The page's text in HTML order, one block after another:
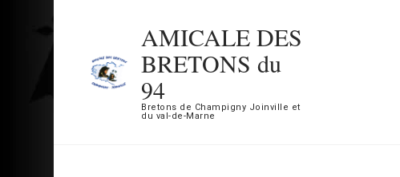
contenu
(Pressez
AMICALE DES
BRETONS du
94
Bretons de Champigny Joinville et
du val-de-Marne